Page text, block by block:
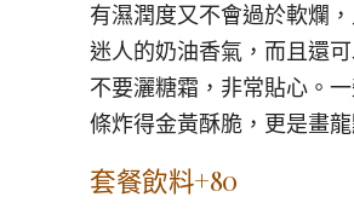
有濕潤度又不會過於軟爛
迷人的奶油香氣，而且還
不要灑糖霜，非常貼心。
條炸得金黃酥脆，更是畫龍
套餐飲料+80